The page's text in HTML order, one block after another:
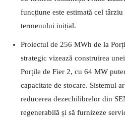
funcțiune este estimată cel
termenului inițial.
Proiectul de 256 MWh de la
strategic vizează construirea
Porțile de Fier 2, cu 64 MW
capacitate de stocare. Sistemul
reducerea dezechilibrelor din
regenerabilă și să furnizeze